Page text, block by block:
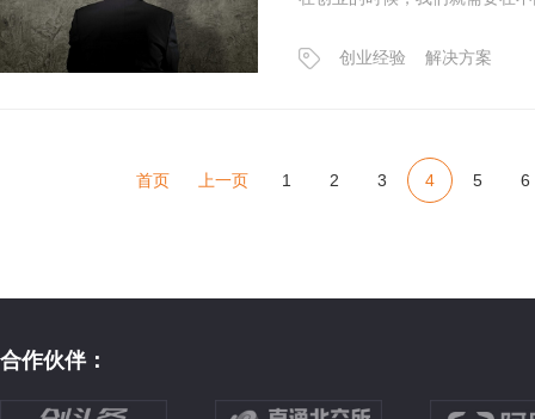
创业经验 解决方案
首页 上一页 1 2 3 4 5 6
合作伙伴：